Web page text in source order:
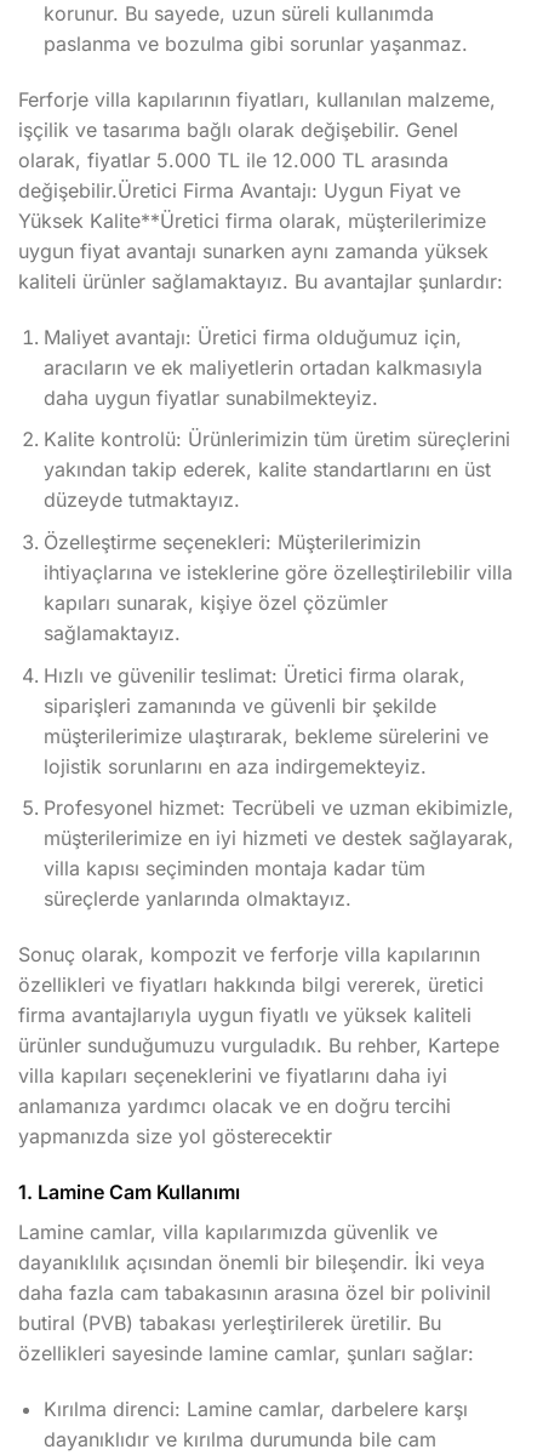
korunur. Bu sayede, uzun süreli kullanımda
paslanma ve bozulma gibi sorunlar yaşanmaz.
Ferforje villa kapılarının fiyatları, kullanılan malzeme,
işçilik ve tasarıma bağlı olarak değişebilir. Genel
olarak, fiyatlar 5.000 TL ile 12.000 TL arasında
değişebilir.Üretici Firma Avantajı: Uygun Fiyat ve
Yüksek Kalite**Üretici firma olarak, müşterilerimize
uygun fiyat avantajı sunarken aynı zamanda yüksek
kaliteli ürünler sağlamaktayız. Bu avantajlar şunlardır:
Maliyet avantajı: Üretici firma olduğumuz için,
aracıların ve ek maliyetlerin ortadan kalkmasıyla
daha uygun fiyatlar sunabilmekteyiz.
Kalite kontrolü: Ürünlerimizin tüm üretim süreçlerini
yakından takip ederek, kalite standartlarını en üst
düzeyde tutmaktayız.
Özelleştirme seçenekleri: Müşterilerimizin
ihtiyaçlarına ve isteklerine göre özelleştirilebilir villa
kapıları sunarak, kişiye özel çözümler
sağlamaktayız.
Hızlı ve güvenilir teslimat: Üretici firma olarak,
siparişleri zamanında ve güvenli bir şekilde
müşterilerimize ulaştırarak, bekleme sürelerini ve
lojistik sorunlarını en aza indirgemekteyiz.
Profesyonel hizmet: Tecrübeli ve uzman ekibimizle,
müşterilerimize en iyi hizmeti ve destek sağlayarak,
villa kapısı seçiminden montaja kadar tüm
süreçlerde yanlarında olmaktayız.
Sonuç olarak, kompozit ve ferforje villa kapılarının
özellikleri ve fiyatları hakkında bilgi vererek, üretici
firma avantajlarıyla uygun fiyatlı ve yüksek kaliteli
ürünler sunduğumuzu vurguladık. Bu rehber, Kartepe
villa kapıları seçeneklerini ve fiyatlarını daha iyi
anlamanıza yardımcı olacak ve en doğru tercihi
yapmanızda size yol gösterecektir
1. Lamine Cam Kullanımı
Lamine camlar, villa kapılarımızda güvenlik ve
dayanıklılık açısından önemli bir bileşendir. İki veya
daha fazla cam tabakasının arasına özel bir polivinil
butiral (PVB) tabakası yerleştirilerek üretilir. Bu
özellikleri sayesinde lamine camlar, şunları sağlar:
Kırılma direnci: Lamine camlar, darbelere karşı
dayanıklıdır ve kırılma durumunda bile cam